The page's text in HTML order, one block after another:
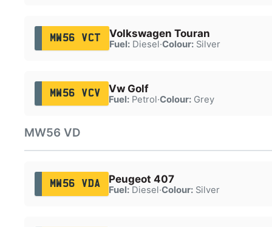
MW56 VCT Volkswagen Touran
Fuel:Diesel·Colour:Silver
MW56 VCV Vw Golf
Fuel:Petrol·Colour:Grey
MW56 VD
MW56 VDA Peugeot 407
Fuel:Diesel·Colour:Silver